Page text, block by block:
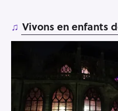
♫ Vivons en enfants